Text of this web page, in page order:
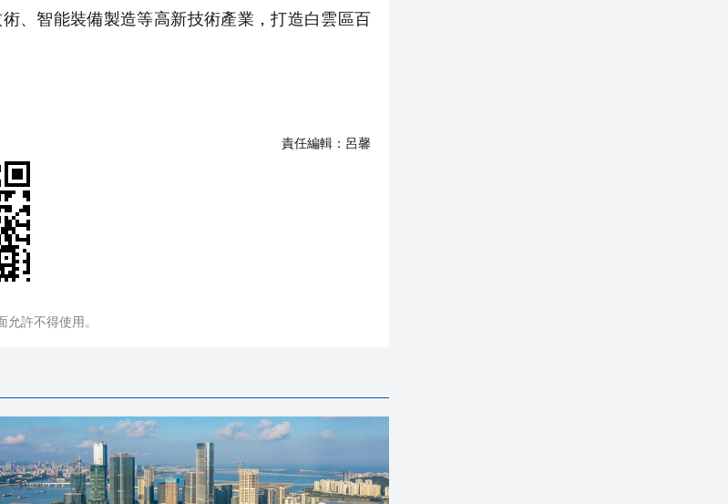
、智能裝備製造等高新技術產業，打造白雲區百
責任編輯： 呂馨
許不得使用。